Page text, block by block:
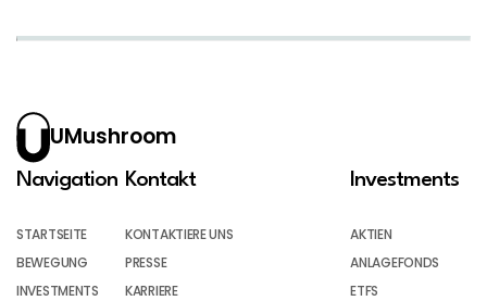
UMushroom
Navigation
STARTSEITE
BEWEGUNG
INVESTMENTS
Kontakt
KONTAKTIERE UNS
PRESSE
KARRIERE
Investments
AKTIEN
ANLAGEFONDS
ETFS